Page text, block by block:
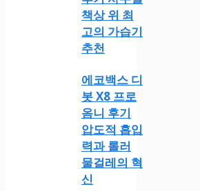
책상 위 최
고의 가습기
추천
에코백스 디
봇 X8 프로
옴니 후기
압도적 흡입
력과 롤러
물걸레의 혁
신